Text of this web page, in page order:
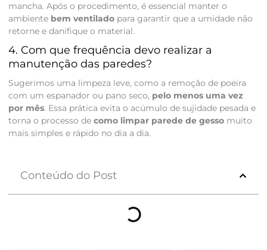
mancha. Após o procedimento, é essencial manter o
ambiente bem ventiladopara garantir que a umidade não
retorne e danifique o material.
4. Com que frequência devo realizar a
manutenção das paredes?
Sugerimos uma limpeza leve, como a remoção de poeira
com um espanador ou pano seco, pelo menos uma vez
por mês. Essa prática evita o acúmulo de sujidade pesada e
torna o processo de como limpar parede de gessomuito
mais simples e rápido no dia a dia.
Conteúdo do Post